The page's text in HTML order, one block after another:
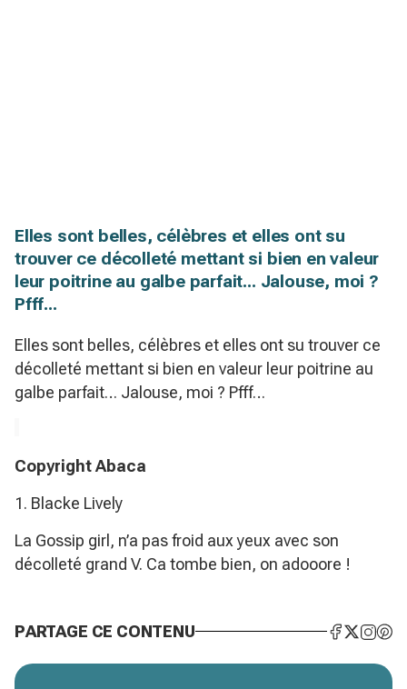
Elles sont belles, célèbres et elles ont su
trouver ce décolleté mettant si bien en valeur
leur poitrine au galbe parfait... Jalouse, moi ?
Pfff...
Elles sont belles, célèbres et elles ont su trouver ce
décolleté mettant si bien en valeur leur poitrine au
galbe parfait… Jalouse, moi ? Pfff…
Copyright Abaca
1. Blacke Lively
La Gossip girl, n’a pas froid aux yeux avec son
décolleté grand V. Ca tombe bien, on adooore !
PARTAGE CE CONTENU